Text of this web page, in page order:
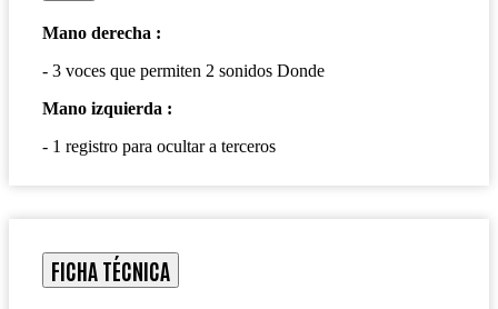
Mano derecha :
- 3 voces que permiten 2 sonidos Donde
Mano izquierda :
- 1 registro para ocultar a terceros
FICHA TÉCNICA